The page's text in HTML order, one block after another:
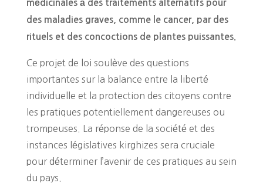
médicinales à des traitements alternatifs pour
des maladies graves, comme le cancer, par des
rituels et des concoctions de plantes puissantes.
Ce projet de loi soulève des questions
importantes sur la balance entre la liberté
individuelle et la protection des citoyens contre
les pratiques potentiellement dangereuses ou
trompeuses. La réponse de la société et des
instances législatives kirghizes sera cruciale
pour déterminer l’avenir de ces pratiques au sein
du pays.